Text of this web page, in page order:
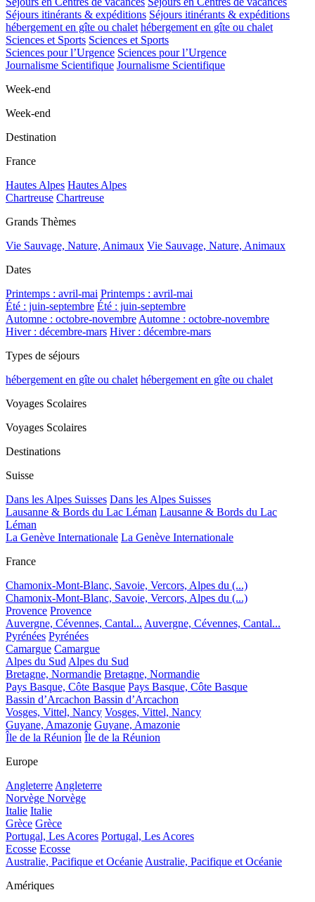
Séjours itinérants & expéditions Séjours itinérants & expéditions
hébergement en gîte ou chalet hébergement en gîte ou chalet
Sciences et Sports Sciences et Sports
Sciences pour l’Urgence Sciences pour l’Urgence
Journalisme Scientifique Journalisme Scientifique
Week-end
Week-end
Destination
France
Hautes Alpes Hautes Alpes
Chartreuse Chartreuse
Grands Thèmes
Vie Sauvage, Nature, Animaux Vie Sauvage, Nature, Animaux
Dates
Printemps : avril-mai Printemps : avril-mai
Été : juin-septembre Été : juin-septembre
Automne : octobre-novembre Automne : octobre-novembre
Hiver : décembre-mars Hiver : décembre-mars
Types de séjours
hébergement en gîte ou chalet hébergement en gîte ou chalet
Voyages Scolaires
Voyages Scolaires
Destinations
Suisse
Dans les Alpes Suisses Dans les Alpes Suisses
Lausanne & Bords du Lac Léman Lausanne & Bords du Lac
Léman
La Genève Internationale La Genève Internationale
France
Chamonix-Mont-Blanc, Savoie, Vercors, Alpes du (...)
Chamonix-Mont-Blanc, Savoie, Vercors, Alpes du (...)
Provence Provence
Auvergne, Cévennes, Cantal... Auvergne, Cévennes, Cantal...
Pyrénées Pyrénées
Camargue Camargue
Alpes du Sud Alpes du Sud
Bretagne, Normandie Bretagne, Normandie
Pays Basque, Côte Basque Pays Basque, Côte Basque
Bassin d’Arcachon Bassin d’Arcachon
Vosges, Vittel, Nancy Vosges, Vittel, Nancy
Guyane, Amazonie Guyane, Amazonie
Île de la Réunion Île de la Réunion
Europe
Angleterre Angleterre
Norvège Norvège
Italie Italie
Grèce Grèce
Portugal, Les Acores Portugal, Les Acores
Ecosse Ecosse
Australie, Pacifique et Océanie Australie, Pacifique et Océanie
Amériques